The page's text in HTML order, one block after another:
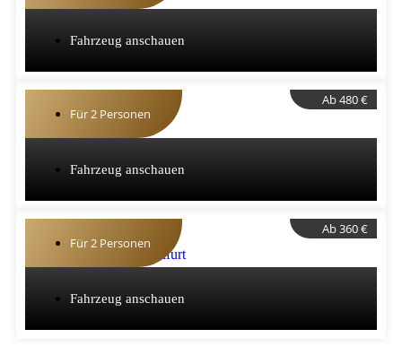
Fahrzeug anschauen
Für 2 Personen
Ab 480 €
Fahrzeug anschauen
Für 2 Personen
Ab 360 €
Fahrzeug anschauen